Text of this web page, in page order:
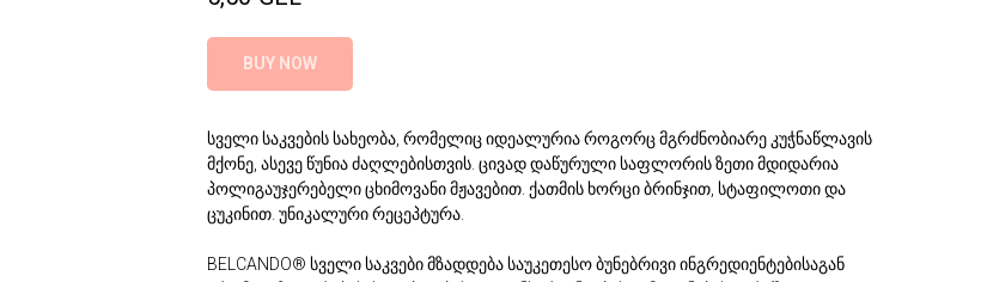
BUY NOW
სველი საკვების სახეობა, რომელიც იდეალურია როგორც მგრძნობიარე კუჭნაწლავის
მქონე, ასევე წუნია ძაღლებისთვის. ცივად დაწურული საფლორის ზეთი მდიდარია
პოლიგაუჯერებელი ცხიმოვანი მჟავებით. ქათმის ხორცი ბრინჯით, სტაფილოთი და
ცუკინით. უნიკალური რეცეპტურა.
BELCANDO® სველი საკვები მზადდება საუკეთესო ბუნებრივი ინგრედიენტებისაგან